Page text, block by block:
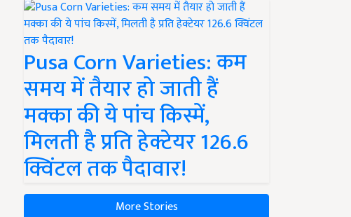
Pusa Corn Varieties: कम
समय में तैयार हो जाती हैं
मक्का की ये पांच किस्में,
मिलती है प्रति हेक्टेयर 126.6
क्विंटल तक पैदावार!
More Stories